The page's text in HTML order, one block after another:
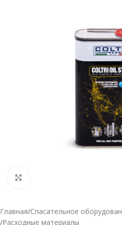
Главная/Спасательное
/Расходные материалы